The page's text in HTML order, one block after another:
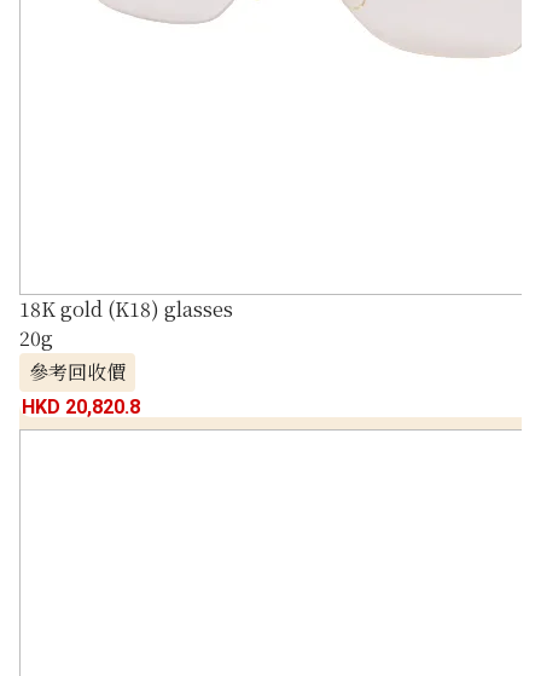
18K gold (K18) glasses
20g
參考回收價
HKD 20,820.8